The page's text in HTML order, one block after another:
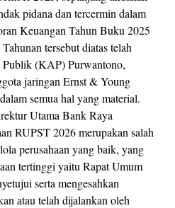
pidana dan tercermin dalam
Keuangan Tahun Buku 2025
tersebut diatas telah
(KAP) Purwantono,
jaringan Ernst & Young
semua hal yang material.
Utama Bank Raya
RUPST 2026 merupakan salah
perusahaan yang baik, yang
tertinggi yaitu Rapat Umum
serta mengesahkan
atau telah dijalankan oleh